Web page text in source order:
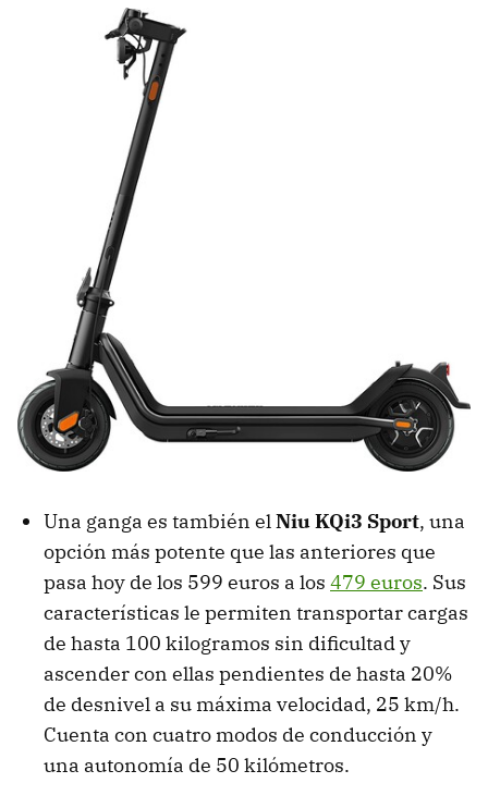
Una ganga es también elNiu KQi3 Sport, una
opción más potente que las anteriores que
pasa hoy de los 599 euros a los 479 euros. Sus
características le permiten transportar cargas
de hasta 100 kilogramos sin dificultad y
ascender con ellas pendientes de hasta 20%
de desnivel a su máxima velocidad, 25 km/h.
Cuenta con cuatro modos de conducción y
una autonomía de 50 kilómetros.